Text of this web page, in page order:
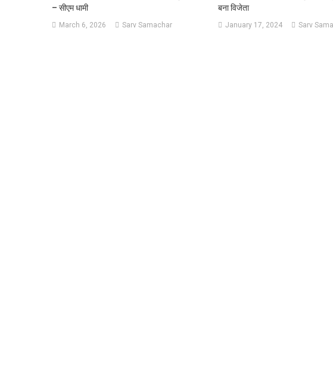
– सीएम धामी
March 6, 2026 Sarv Samachar
बना विजेता
January 17, 2024 Sarv